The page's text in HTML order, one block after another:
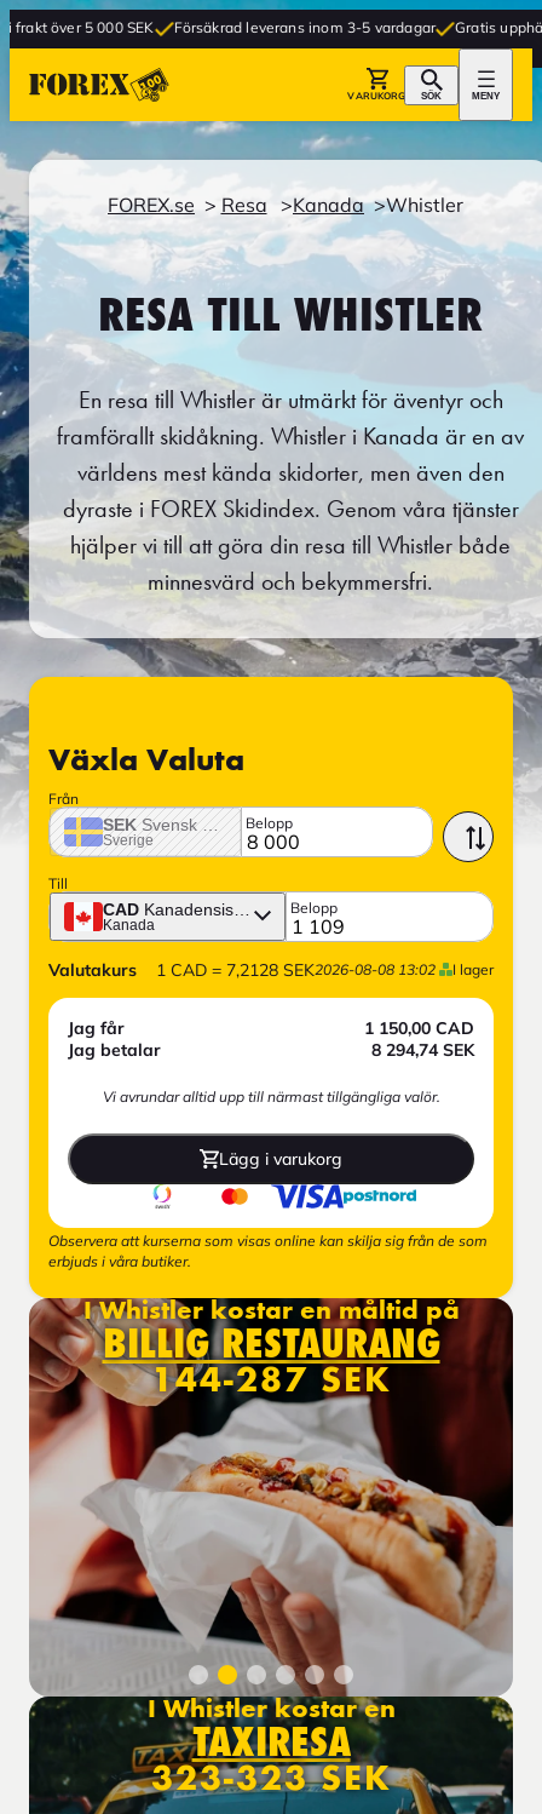
SEK Försäkrad leverans inom 3-5 vardagar Gratis upphämtning i butik
VARUKORG SÖK MENY
FOREX.se Resa Kanada Whistler
RESA TILL WHISTLER
En resa till Whistler är utmärkt för äventyr och
framförallt skidåkning. Whistler i Kanada är en av
världens mest kända skidorter, men även den
dyraste i FOREX Skidindex. Genom våra tjänster
hjälper vi till att göra din resa till Whistler både
minnesvärd och bekymmersfri.
Växla Valuta
Från
SEK Svensk krona
Sverige
Belopp
Till
CAD Kanadensisk dollar
Kanada
Belopp
Valutakurs 1 CAD = 7,2128 SEK2026-08-08 13:02 I lager
Jag får 1 150,00 CAD
Jag betalar
8 294,74 SEK
Vi avrundar alltid upp till närmast tillgängliga valör.
Lägg i varukorg
Observera att kurserna som visas online kan skilja sig från de som
erbjuds i våra butiker.
I Whistler kostar en måltid på
BILLIG RESTAURANG
144-287 SEK
I Whistler kostar en
TAXIRESA
323-323 SEK